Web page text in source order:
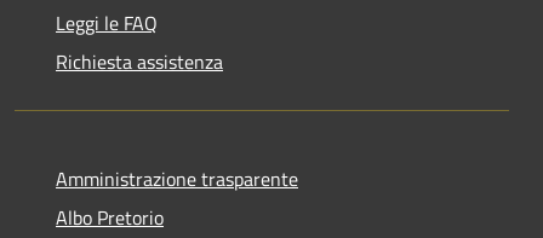
Leggi le FAQ
Richiesta assistenza
Amministrazione trasparente
Albo Pretorio